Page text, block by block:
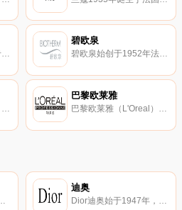
创立于中国上海，以“专研亚洲肌肤之美”作为核心品牌理念，专为亚洲女性打造实证有效的护肤品。韩束集产品研发、生产、销售、ODM 于一体的日化新兴企业。
碧欧泉
碧欧泉始创于1952年法国，提供全系列的男士、女士、身体和隔离等护理产品。碧欧泉 (Biotherm) 的产品均含有独特的矿泉活细胞因子Life Plankton活源精粹。
百雀羚创立于1931年，借助天然草本之力，运用现代科技，匠心打造天然温和的草本护肤品，致力于带给消费者天然安全的护肤体验。
巴黎欧莱雅
巴黎欧莱雅（L'Oreal）是全球首屈一指的美容品牌,欧莱雅的产品从染发剂扩展到了护肤、防晒、彩妆、染发、护发、男士等诸多领域。
迪奥